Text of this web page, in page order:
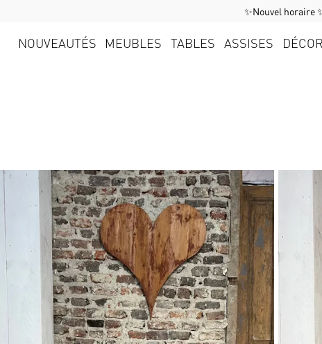
✨Nouvel horaire
NOUVEAUTÉS MEUBLES TABLES ASSISES